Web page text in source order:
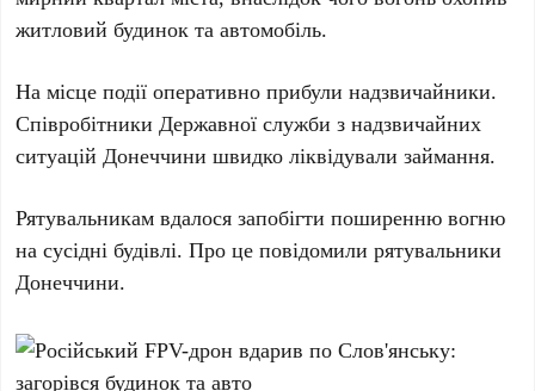
житловий будинок таавтомобіль.
На місце події оперативно прибули надзвичайники.
Співробітники Державної служби з надзвичайних
ситуаційДонеччини швидко ліквідували займання.
Рятувальникам вдалося запобігти поширенню вогню
на сусідні будівлі. Про це повідомилирятувальники
Донеччини.